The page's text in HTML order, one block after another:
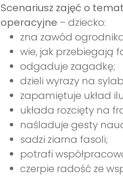
Scenariusz zajęć o
operacyjne – dziecko:
zna zawód
wie, jak przebiegają
odgaduje zagadkę;
dzieli wyrazy na
zapamiętuje układ
układa rozcięty na
naśladuje gesty
sadzi ziarna fasoli;
potrafi
czerpie radość ze